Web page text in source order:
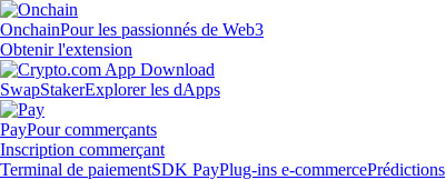
OnchainPour les passionnés de Web3
Obtenir l'extension
SwapStakerExplorer les dApps
PayPour commerçants
Inscription commerçant
Terminal de paiementSDK PayPlug-ins e-commercePrédictions